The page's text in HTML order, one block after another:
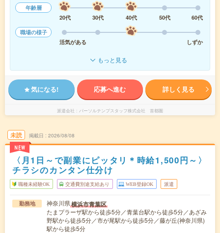
年齢層
20代
30代 40代 50代
60代
職場の様子
活気がある
しずか
もっと見る
気になる! 応募へ進む 詳しく見る
派遣会社 パーソルテンプスタッフ株式会社 首都圏
未読
NEW
掲載日 2026/08/08
〈月1日～で副業にピッタリ＊時給1,500円～〉
チラシのカンタン仕分け
職種未経験OK 交通費別途支給あり WEB登録OK 派遣
勤務地 神奈川県横浜市青葉区
たまプラーザ駅から徒歩5分／青葉台駅から徒歩5分／あざみ
野駅から徒歩5分／市が尾駅から徒歩5分／藤が丘(神奈川県)
駅から徒歩5分